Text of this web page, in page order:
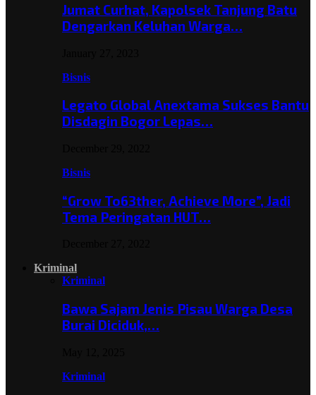
Jumat Curhat, Kapolsek Tanjung Batu
Dengarkan Keluhan Warga…
Bisnis
Legato Global Anextama Sukses Bantu
Disdagin Bogor Lepas…
Bisnis
“Grow To63ther, Achieve More”, Jadi
Tema Peringatan HUT…
Kriminal
Kriminal
Bawa Sajam Jenis Pisau Warga Desa
Burai Diciduk,…
Kriminal